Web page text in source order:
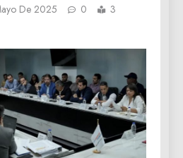
De 2025 0
3